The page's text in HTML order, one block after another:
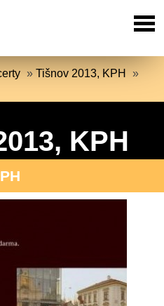
»Tišnov 2013, KPH
»
KPH